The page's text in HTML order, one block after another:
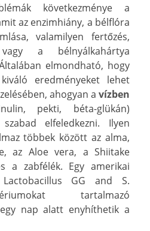
következménye a
az enzimhiány, a bélflóra
valamilyen fertőzés,
a bélnyálkahártya
elmondható, hogy
eredményeket lehet
ahogyan a vízben
pekti, béta-glükán)
elfeledkezni. Ilyen
többek között az alma,
az Aloe vera, a Shiitake
a zabfélék. Egy amerikai
GG and S.
tartalmazó
nap alatt enyhíthetik a